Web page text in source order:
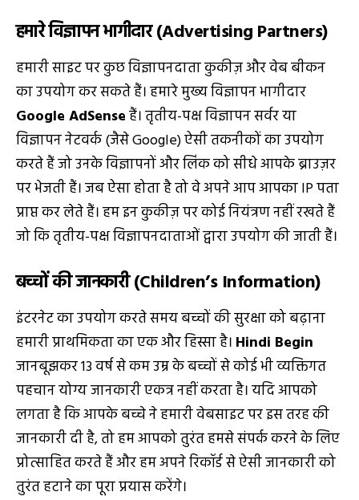
हमारे विज्ञापन भागीदार (Advertising Partners)
हमारी साइट पर कुछ विज्ञापनदाता कुकीज़ और वेब बीकन
का उपयोग कर सकते हैं। हमारे मुख्य विज्ञापन भागीदार
Google AdSenseहैं। तृतीय-पक्ष विज्ञापन सर्वर या
विज्ञापन नेटवर्क (जैसे Google) ऐसी तकनीकों का उपयोग
करते हैं जो उनके विज्ञापनों और लिंक को सीधे आपके ब्राउज़र
पर भेजती हैं। जब ऐसा होता है तो वे अपने आप आपका IP पता
प्राप्त कर लेते हैं। हम इन कुकीज़ पर कोई नियंत्रण नहीं रखते हैं
जो कि तृतीय-पक्ष विज्ञापनदाताओं द्वारा उपयोग की जाती हैं।
बच्चों की जानकारी (Children’s Information)
इंटरनेट का उपयोग करते समय बच्चों की सुरक्षा को बढ़ाना
हमारी प्राथमिकता का एक और हिस्सा है। Hindi Begin
जानबूझकर 13 वर्ष से कम उम्र के बच्चों से कोई भी व्यक्तिगत
पहचान योग्य जानकारी एकत्र नहीं करता है। यदि आपको
लगता है कि आपके बच्चे ने हमारी वेबसाइट पर इस तरह की
जानकारी दी है, तो हम आपको तुरंत हमसे संपर्क करने के लिए
प्रोत्साहित करते हैं और हम अपने रिकॉर्ड से ऐसी जानकारी को
तुरंत हटाने का पूरा प्रयास करेंगे।